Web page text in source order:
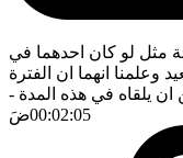
مثل لو كان احدهما في
وعلمنا انهما ان الفترة
ان يلقاه في هذه المدة -
00:02:05ضَ